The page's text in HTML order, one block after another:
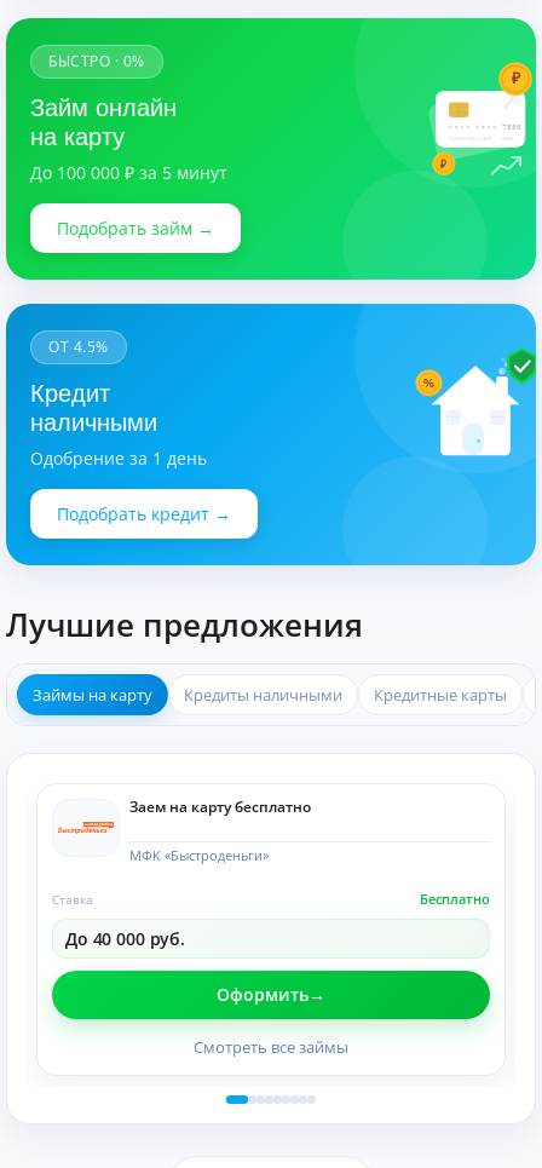
7890
CARDHOLDER 03/28
₽
₽
БЫСТРО · 0%
Займ онлайн
на карту
До 100 000 ₽ за 5 минут
Подобрать займ →
%
ОТ 4.5%
Кредит
наличными
Одобрение за 1 день
Подобрать кредит →
Лучшие предложения
Займы на карту Кредиты наличными Кредитные карты
Заем на карту бесплатно
МФК «Быстроденьги»
Бесплатно
Ставка
До 40 000 руб.
Оформить
Смотреть все займы